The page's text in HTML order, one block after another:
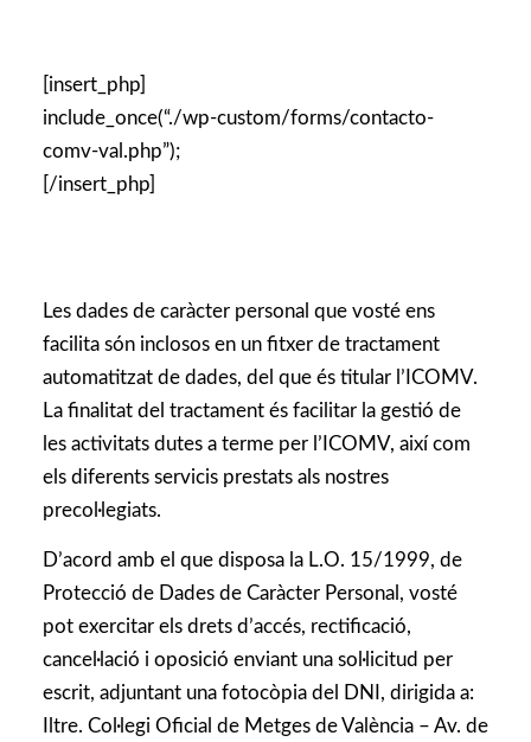
[insert_php]
include_once(“./wp-custom/forms/contacto-
comv-val.php”);
[/insert_php]
Les dades de caràcter personal que vosté ens
facilita són inclosos en un fitxer de tractament
automatitzat de dades, del que és titular l’ICOMV.
La finalitat del tractament és facilitar la gestió de
les activitats dutes a terme per l’ICOMV, així com
els diferents servicis prestats als nostres
precol·legiats.
D’acord amb el que disposa la L.O. 15/1999, de
Protecció de Dades de Caràcter Personal, vosté
pot exercitar els drets d’accés, rectificació,
cancel·lació i oposició enviant una sol·licitud per
escrit, adjuntant una fotocòpia del DNI, dirigida a:
Iltre. Col·legi Oficial de Metges de València – Av. de